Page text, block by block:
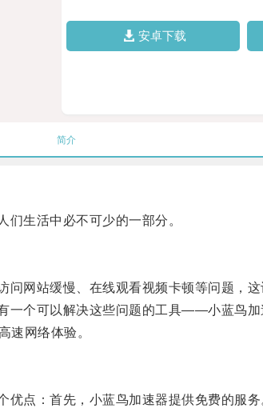
安卓下载
简介
生活中必不可少的一部分。
网站缓慢、在线观看视频卡顿等问题，这
个可以解决这些问题的工具——小蓝鸟加
速网络体验。
点：首先，小蓝鸟加速器提供免费的服务